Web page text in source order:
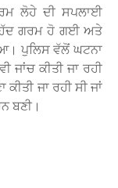
ਲੋਹੇ ਦੀ ਸਪਲਾਈ
ਗਰਮ ਹੋ ਗਈ ਅਤੇ
ਪੁਲਿਸ ਵੱਲੋਂ ਘਟਨਾ
ਜਾਂਚ ਕੀਤੀ ਜਾ ਰਹੀ
ਜਾ ਰਹੀ ਸੀ ਜਾਂ
ਬਣੀ।